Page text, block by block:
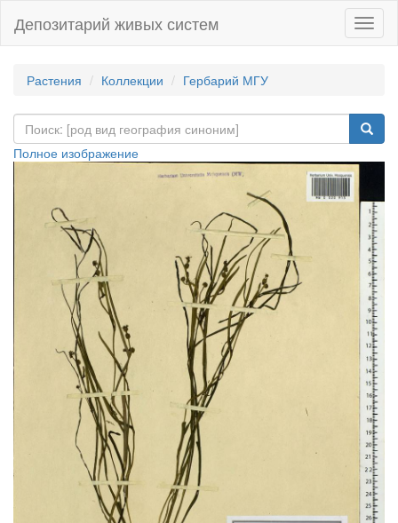
Депозитарий живых систем
Растения Коллекции Гербарий МГУ
Полное изображение